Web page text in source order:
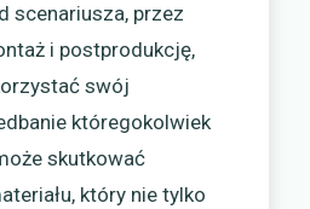
scenariusza, przez
i postprodukcję,
swój
któregokolwiek
skutkować
który nie tylko